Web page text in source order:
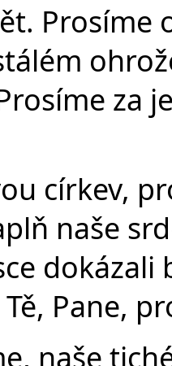
za
církev,
naše
Pane,
naše